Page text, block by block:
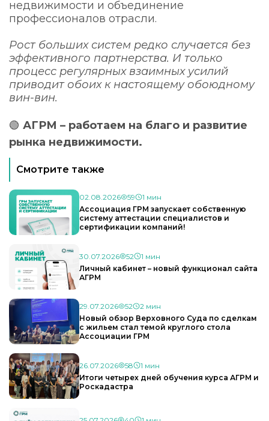
недвижимости и объединение
профессионалов отрасли.
Рост больших систем редко случается без
эффективного партнерства. И только
процесс регулярных взаимных усилий
приводит обоих к настоящему обоюдному
вин-вин.
🟢 АГРМ – работаем на благо и развитие
рынка недвижимости.
Смотрите также
02.08.2026 59
1 мин
Ассоциация ГРМ запускает собственную
систему аттестации специалистов и
сертификации компаний!
30.07.2026 52
1 мин
Личный кабинет – новый функционал сайта
АГРМ
29.07.2026 52
2 мин
Новый обзор Верховного Суда по сделкам
с жильем стал темой круглого стола
Ассоциации ГРМ
26.07.2026 58
1 мин
Итоги четырех дней обучения курса АГРМ и
Роскадастра